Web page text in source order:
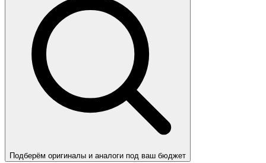
Подберём оригиналы и аналоги под ваш бюджет